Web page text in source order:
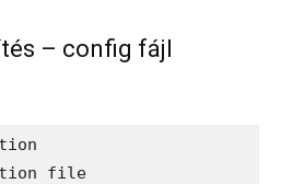
– config fájl
file